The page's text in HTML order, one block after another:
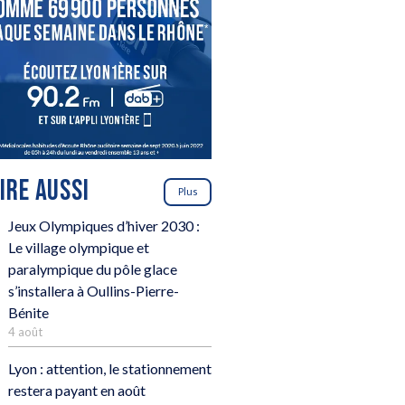
AUSSI Plus
Jeux Olympiques d’hiver 2030 :
Le village olympique et
paralympique du pôle glace
s’installera à Oullins-Pierre-
Bénite
4 août
Lyon : attention, le stationnement
restera payant en août